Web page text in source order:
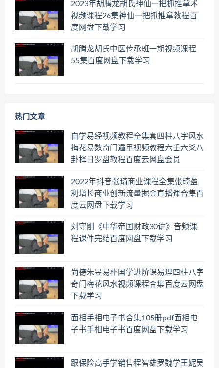
2023年胡腾龙胡氏神仙一把抓推拿术
视频课程26集神仙一把抓推拿教程百
度网盘下载学习
胡腾龙胡氏中医传承班一期视频课程
55集百度网盘下载学习
热门文章
自学易经视频教程全集套四柱八字风水
梅花易数奇门遁甲视频教程六壬六爻八
卦择日罗盘教程百度云网盘会员
2022年抖音张琦商业课程全集张琦盈
利增长商业创新流量掘金直播课合集百
度云网盘下载学习
刘守刚《中华帝国财政30讲》音频课
程课件完结百度网盘下载学习
尚德朱昱易朴国学进阶课易理四柱八字
奇门梅花风水视频课程合集百度云网盘
下载学习
面相手相电子书合集105册pdf面相电
子书手相电子书百度网盘下载学习
跟保险高手学销售程智雄罗魏学王妮吴